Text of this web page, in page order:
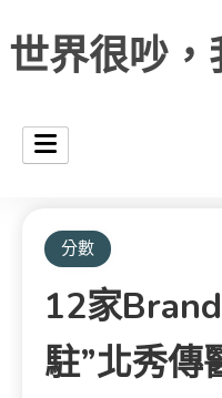
世界很吵
分數
12家
駐”北秀傳